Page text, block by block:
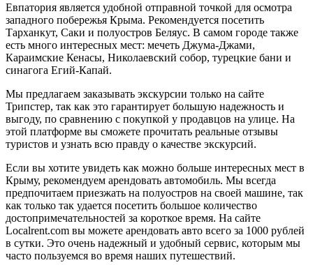
Евпатория является удобной отправной точкой для осмотра
западного побережья Крыма. Рекомендуется посетить
Тарханкут, Саки и полуостров Беляус. В самом городе также
есть много интересных мест: мечеть Джума-Джами,
Караимские Кенасы, Николаевский собор, турецкие бани и
синагога Егий-Капай.
Мы предлагаем заказывать экскурсии только на сайте
Трипстер, так как это гарантирует большую надежность и
выгоду, по сравнению с покупкой у продавцов на улице. На
этой платформе вы сможете прочитать реальные отзывы
туристов и узнать всю правду о качестве экскурсий.
Если вы хотите увидеть как можно больше интересных мест в
Крыму, рекомендуем арендовать автомобиль. Мы всегда
предпочитаем приезжать на полуостров на своей машине, так
как только так удается посетить большое количество
достопримечательностей за короткое время. На сайте
Localrent.com вы можете арендовать авто всего за 1000 рублей
в сутки. Это очень надежный и удобный сервис, которым мы
часто пользуемся во время наших путешествий.